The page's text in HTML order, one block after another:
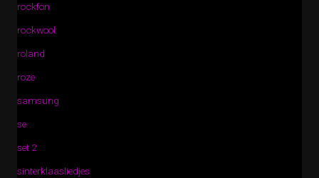
rockfon
rockwool
roland
roze
samsung
se
set 2
sinterklaasliedjes